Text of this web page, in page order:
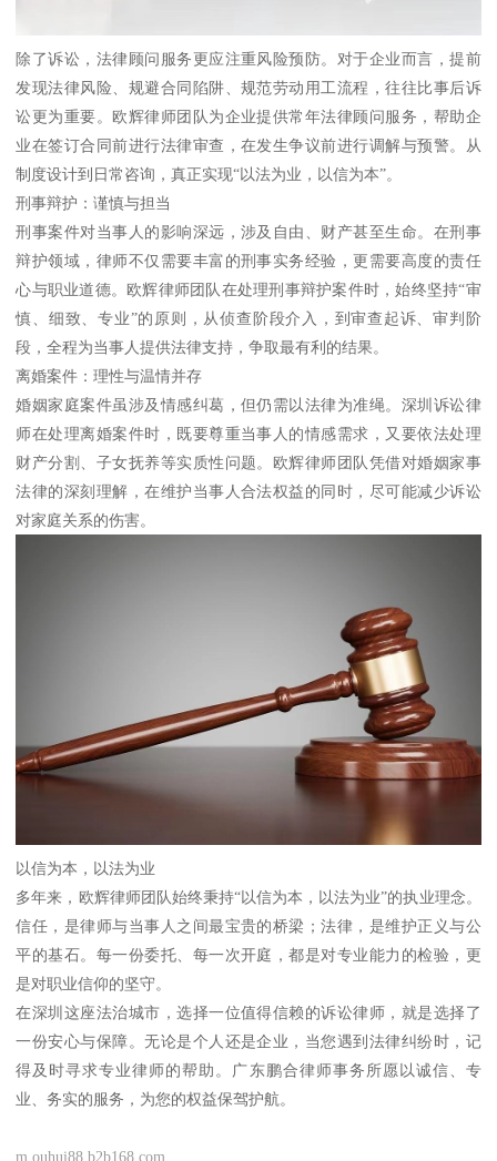
除了诉讼，法律顾问服务更应注重风险预防。对于企业而言，提前
发现法律风险、规避合同陷阱、规范劳动用工流程，往往比事后诉
讼更为重要。欧辉律师团队为企业提供常年法律顾问服务，帮助企
业在签订合同前进行法律审查，在发生争议前进行调解与预警。从
制度设计到日常咨询，真正实现“以法为业，以信为本”。
刑事辩护：谨慎与担当
刑事案件对当事人的影响深远，涉及自由、财产甚至生命。在刑事
辩护领域，律师不仅需要丰富的刑事实务经验，更需要高度的责任
心与职业道德。欧辉律师团队在处理刑事辩护案件时，始终坚持“审
慎、细致、专业”的原则，从侦查阶段介入，到审查起诉、审判阶
段，全程为当事人提供法律支持，争取最有利的结果。
离婚案件：理性与温情并存
婚姻家庭案件虽涉及情感纠葛，但仍需以法律为准绳。深圳诉讼律
师在处理离婚案件时，既要尊重当事人的情感需求，又要依法处理
财产分割、子女抚养等实质性问题。欧辉律师团队凭借对婚姻家事
法律的深刻理解，在维护当事人合法权益的同时，尽可能减少诉讼
对家庭关系的伤害。
以信为本，以法为业
多年来，欧辉律师团队始终秉持“以信为本，以法为业”的执业理念。
信任，是律师与当事人之间最宝贵的桥梁；法律，是维护正义与公
平的基石。每一份委托、每一次开庭，都是对专业能力的检验，更
是对职业信仰的坚守。
在深圳这座法治城市，选择一位值得信赖的诉讼律师，就是选择了
一份安心与保障。无论是个人还是企业，当您遇到法律纠纷时，记
得及时寻求专业律师的帮助。广东鹏合律师事务所愿以诚信、专
业、务实的服务，为您的权益保驾护航。
m.ouhui88.b2b168.com